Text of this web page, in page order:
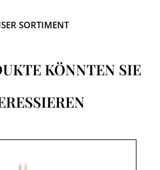
SORTIMENT
KÖNNTEN SIE